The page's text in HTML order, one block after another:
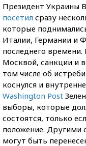
Президент Украины
посетил сразу
которые
Италии, Германии и
последнего
Москвой, санкции и
том числе об
коснулся и
Washington Post
выборы, которые
состоятся, только
положение. Другими
могут быть